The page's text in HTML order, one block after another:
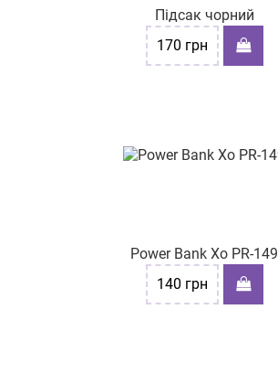
Підсак чорний
170 грн
Power Bank Xo PR-149
140 грн